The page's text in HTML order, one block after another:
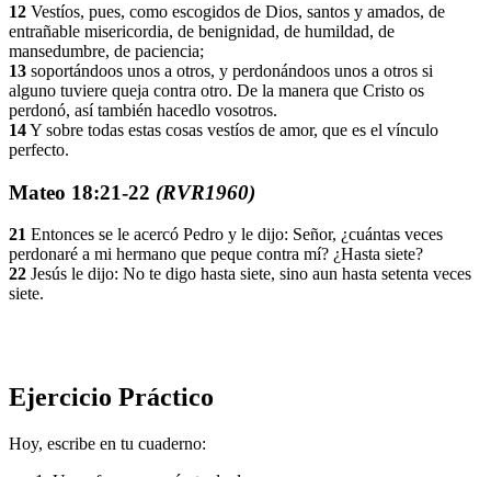
12 Vestíos, pues, como escogidos de Dios, santos y amados, de
entrañable misericordia, de benignidad, de humildad, de
mansedumbre, de paciencia;
13 soportándoos unos a otros, y perdonándoos unos a otros si
alguno tuviere queja contra otro. De la manera que Cristo os
perdonó, así también hacedlo vosotros.
14Y sobre todas estas cosas vestíos de amor, que es el vínculo
perfecto.
Mateo 18:21-22 (RVR1960)
21 Entonces se le acercó Pedro y le dijo: Señor, ¿cuántas veces
perdonaré a mi hermano que peque contra mí? ¿Hasta siete?
22 Jesús le dijo: No te digo hasta siete, sino aun hasta setenta veces
siete.
Ejercicio Práctico
Hoy, escribe en tu cuaderno: